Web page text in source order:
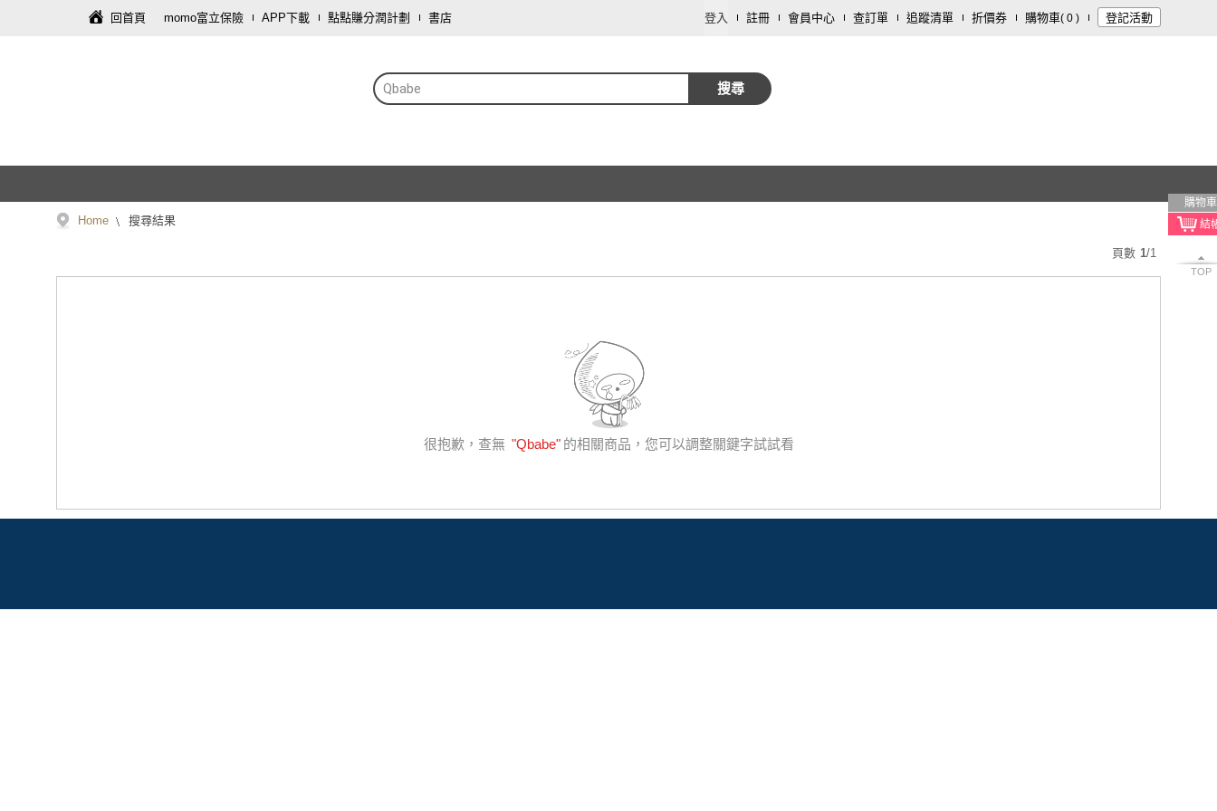
回首頁 momo富立保險 APP下載 點點賺分潤計劃 書店 登入 註冊 會員中心 查訂單 追蹤清單 折價券 購物車( 0 ) 登記活動
Qbabe 搜尋
購物車
TOP
Home 搜尋結果
頁數 1/1
很抱歉，查無 "Qbabe" 的相關商品，您可以調整關鍵字試試看